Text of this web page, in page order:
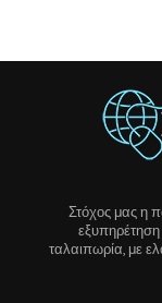
Στόχος μας η
εξυπηρέτηση
ταλαιπωρία, με